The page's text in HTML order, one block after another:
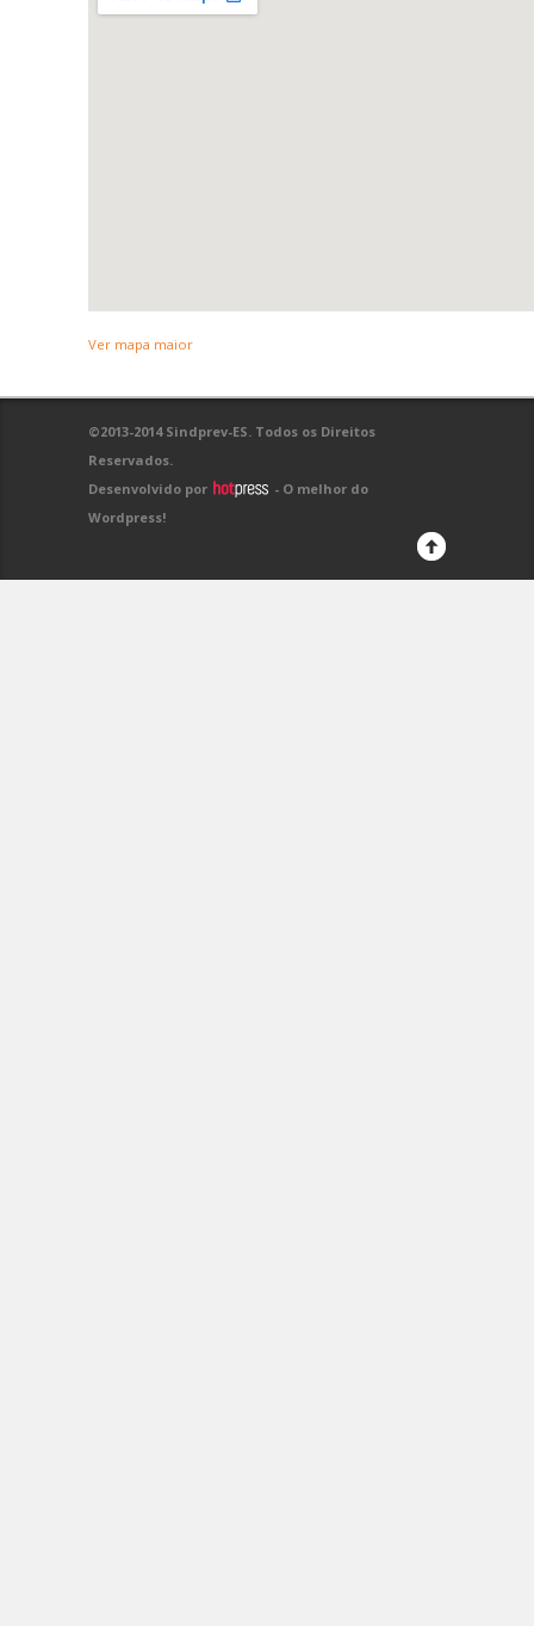
Ver mapa maior
©2013-2014 Sindprev-ES. Todos os Direitos
Reservados.
Desenvolvido por
- O melhor do
Wordpress!